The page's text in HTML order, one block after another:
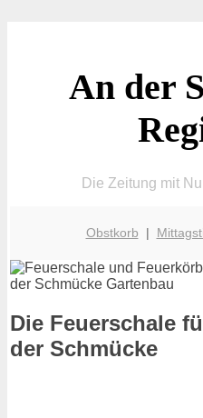
An der
Die Zeitung mit
Obstkorb |
Die Feuerschale
der Schmücke